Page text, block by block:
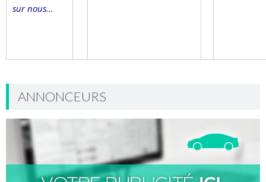
sur nous…
ANNONCEURS